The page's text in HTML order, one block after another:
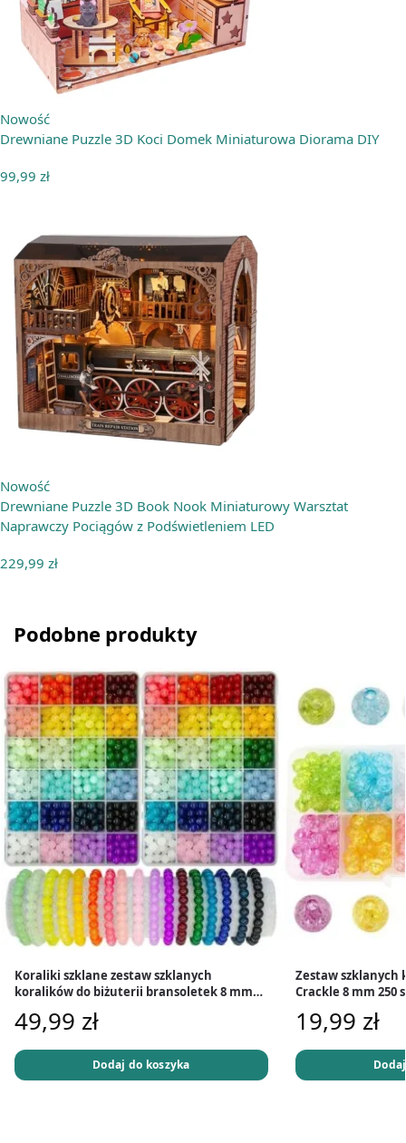
Nowość
Drewniane Puzzle 3D Koci Domek Miniaturowa Diorama DIY
99,99 zł
Nowość
Drewniane Puzzle 3D Book Nook Miniaturowy Warsztat
Naprawczy Pociągów z Podświetleniem LED
229,99 zł
Podobne produkty
Koraliki szklane zestaw szklanych
koralików do biżuterii bransoletek 8 mm
49,99 zł
Dodaj do koszyka
Zestaw
Crackle 8 mm 250
19,99 zł